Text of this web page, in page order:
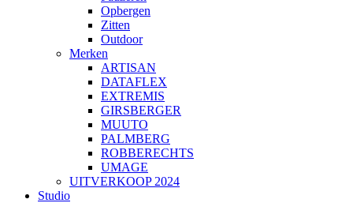
Opbergen
Zitten
Outdoor
Merken
ARTISAN
DATAFLEX
EXTREMIS
GIRSBERGER
MUUTO
PALMBERG
ROBBERECHTS
UMAGE
UITVERKOOP 2024
Studio